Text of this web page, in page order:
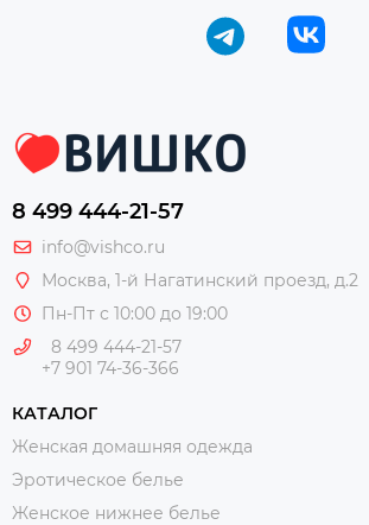
8 499 444-21-57
info@vishco.ru
Москва, 1-й Нагатинский проезд, д.2
Пн-Пт с 10:00 до 19:00
8 499 444-21-57
+7 901 74-36-366
КАТАЛОГ
Женская домашняя одежда
Эротическое белье
Женское нижнее белье